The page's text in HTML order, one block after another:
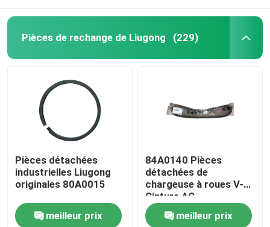
Pièces de rechange de Liugong (229)
Pièces détachées
industrielles Liugong
originales 80A0015
meilleur prix
84A0140 Pièces
détachées de
chargeuse à roues V-
Cinture AC
Compresseur pour
Liugongmeilleur prix